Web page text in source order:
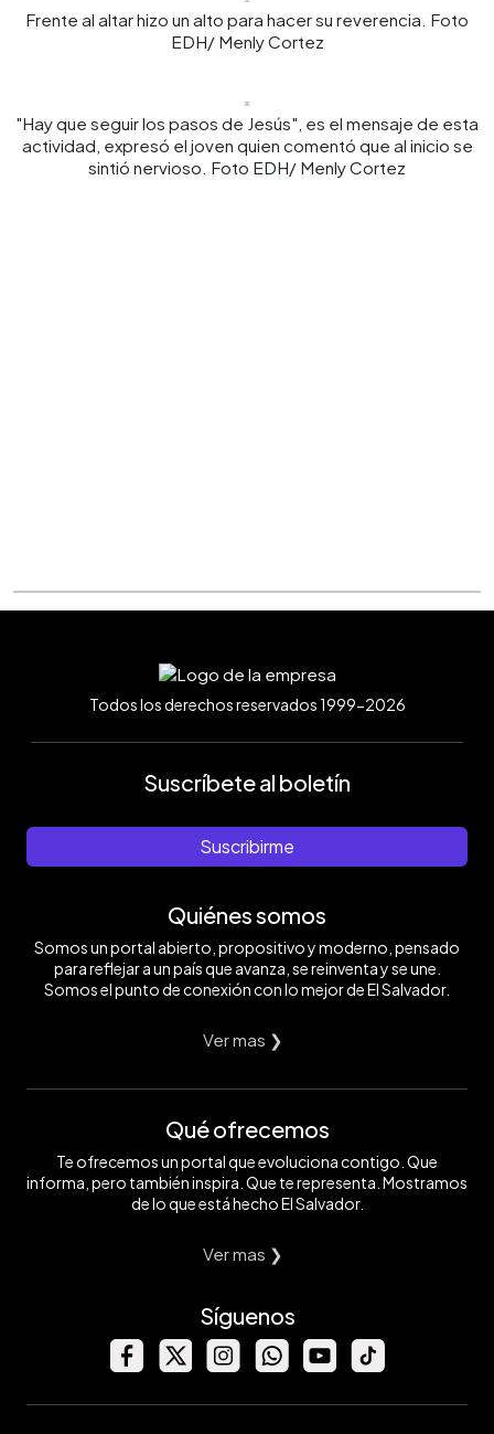
Frente al altar hizo un alto para hacer su reverencia. Foto
EDH/ Menly Cortez
"Hay que seguir los pasos de Jesús", es el mensaje de esta
actividad, expresó el joven quien comentó que al inicio se
sintió nervioso. Foto EDH/ Menly Cortez
Todos los derechos reservados 1999-2026
Suscríbete al boletín
Suscribirme
Quiénes somos
Somos un portal abierto, propositivo y moderno, pensado
para reflejar a un país que avanza, se reinventa y se une.
Somos el punto de conexión con lo mejor de El Salvador.
Ver mas ❯
Qué ofrecemos
Te ofrecemos un portal que evoluciona contigo. Que
informa, pero también inspira. Que te representa. Mostramos
de lo que está hecho El Salvador.
Ver mas ❯
Síguenos